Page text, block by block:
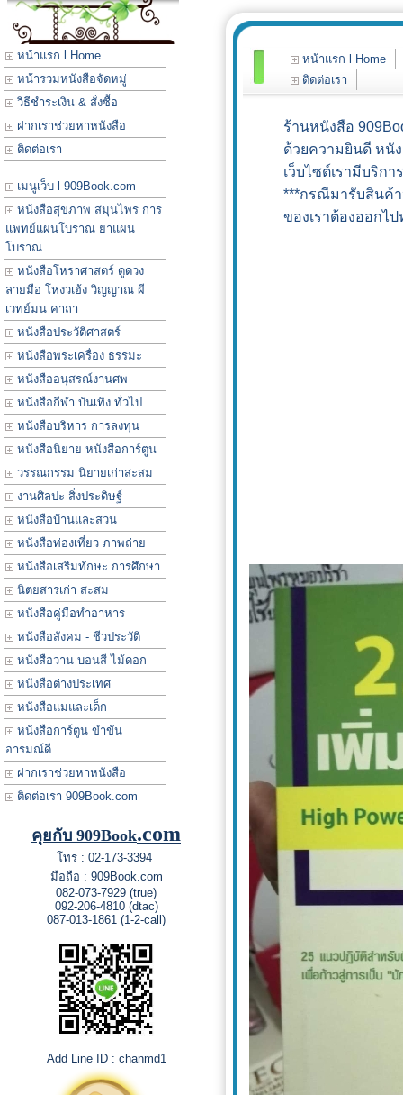
หน้าแรก l Home
หน้ารวมหนังสือจัดหมู่
วิธีชำระเงิน & สั่งซื้อ
ฝากเราช่วยหาหนังสือ
ติดต่อเรา
เมนูเว็บ l 909Book.com
หนังสือสุขภาพ สมุนไพร การ
แพทย์แผนโบราณ ยาแผน
โบราณ
หนังสือโหราศาสตร์ ดูดวง
ลายมือ โหงวเฮ้ง วิญญาณ ผี
เวทย์มน คาถา
หนังสือประวัติศาสตร์
หนังสือพระเครื่อง ธรรมะ
หนังสืออนุสรณ์งานศพ
หนังสือกีฬา บันเทิง ทั่วไป
หนังสือบริหาร การลงทุน
หนังสือนิยาย หนังสือการ์ตูน
วรรณกรรม นิยายเก่าสะสม
งานศิลปะ สิ่งประดิษฐ์
หนังสือบ้านและสวน
หนังสือท่องเที่ยว ภาพถ่าย
หนังสือเสริมทักษะ การศึกษา
นิตยสารเก่า สะสม
หนังสือคู่มือทำอาหาร
หนังสือสังคม - ชีวประวัติ
หนังสือว่าน บอนสี ไม้ดอก
หนังสือต่างประเทศ
หนังสือแม่และเด็ก
หนังสือการ์ตูน ขำขัน
อารมณ์ดี
ฝากเราช่วยหาหนังสือ
ติดต่อเรา 909Book.com
คุยกับ 909Book.com
โทร : 02-173-3394
มือถือ : 909Book.com
082-073-7929 (true)
092-206-4810 (dtac)
087-013-1861 (1-2-call)
Add Line ID : chanmd1
หน้าแรก l Home
ติดต่อเรา
ร้านหนังสือ
ด้วยความยินดี หนั
เว็บไซต์เรามีบริก
***กรณีมารับสินค้า
ของเราต้องออกไ